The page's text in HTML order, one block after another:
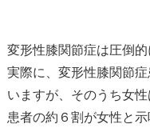
変形性膝関節症は圧倒的
実際に、変形性膝関節
いますが、そのうち女
患者の約６割が女性と示